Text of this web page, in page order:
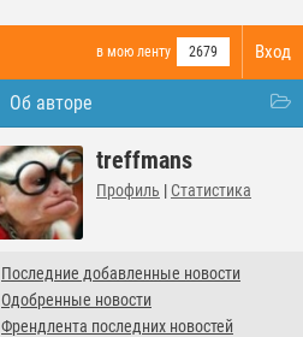
Вход
в мою ленту 2679
Об авторе
treffmans
Профиль | Статистика
Последние добавленные новости
Одобренные новости
Френдлента последних новостей